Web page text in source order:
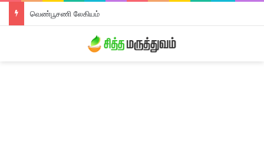
வெண்பூசணி லேகியம்